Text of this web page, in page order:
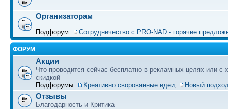
Организаторам
Подфорум: Сотрудничество c PRO-NAD - горячие
ФОРУМ
Акции
Что проводится сейчас бесплатно в рекламных целях или с
скидкой
Подфорумы:
Креативно сворованные идеи, Новый
Отзывы
Благодарность и Критика